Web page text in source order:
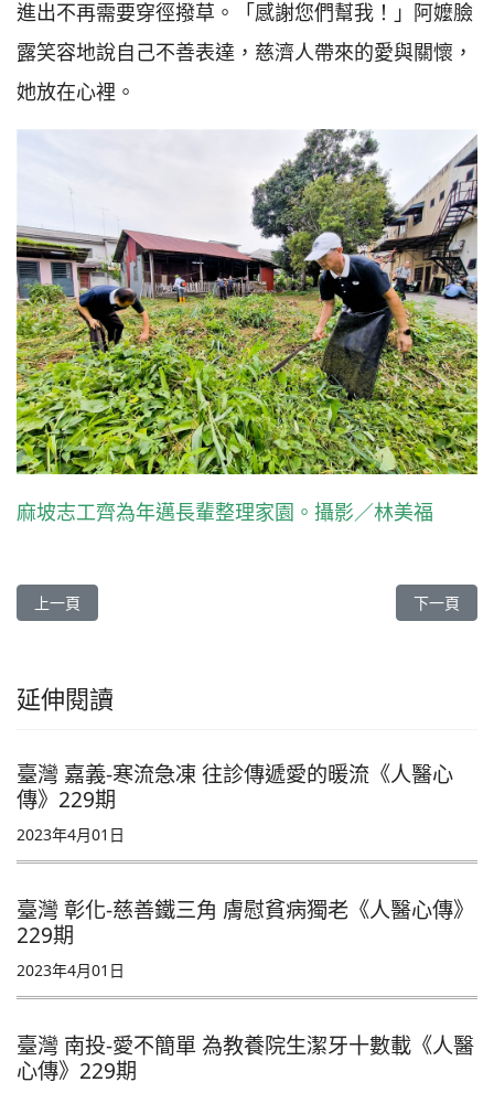
進出不再需要穿徑撥草。「感謝您們幫我！」阿嬤臉
露笑容地說自己不善表達，慈濟人帶來的愛與關懷，
她放在心裡。
麻坡志工齊為年邁長輩整理家園。攝影／林美福
上一篇文章: 【臺灣 新北】往診做中學 老中青薪火相傳／山鄉海
上一頁 下一篇文
下一頁
延伸閱讀
臺灣 嘉義-寒流急凍 往診傳遞愛的暖流《人醫心
傳》229期
2023年4月01日
臺灣 彰化-慈善鐵三角 膚慰貧病獨老《人醫心傳》
229期
2023年4月01日
臺灣 南投-愛不簡單 為教養院生潔牙十數載《人醫
心傳》229期